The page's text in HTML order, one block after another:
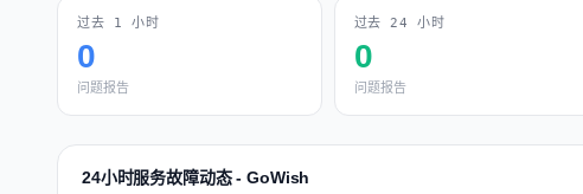
过去 1 小时
0
问题报告
过去 24 小时
0
问题报告
24小时服务故障动态 - GoWish